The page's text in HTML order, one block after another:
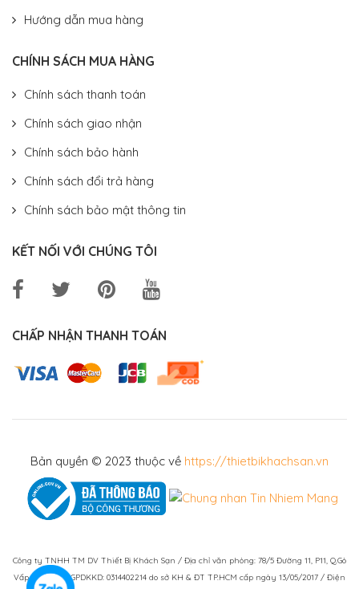
Hướng dẫn mua hàng
CHÍNH SÁCH MUA HÀNG
Chính sách thanh toán
Chính sách giao nhận
Chính sách bảo hành
Chính sách đổi trả hàng
Chính sách bảo mật thông tin
KẾT NỐI VỚI CHÚNG TÔI
CHẤP NHẬN THANH TOÁN
Bản quyền © 2023 thuộc về https://thietbikhachsan.vn
Công ty TNHH TM DV Thiết Bị Khách Sạn / Địa chỉ văn phòng: 78/5 Đường 11, P11, Q.Gò
Vấp, TPHCM / GPDKKD: 0314402214 do sở KH & ĐT TP.HCM cấp ngày 13/05/2017 / Điện